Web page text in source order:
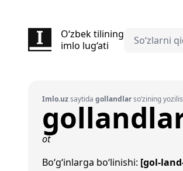
O‘zbek tilining
imlo lug‘ati
Imlo.uzsaytida gollandlarso‘zining
ot
Bo‘g‘inlarga bo‘linishi: [gol-